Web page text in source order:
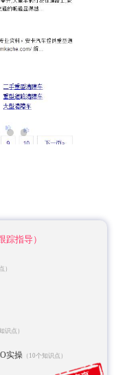
）
实操
排原理、网站日志深度解析等等）